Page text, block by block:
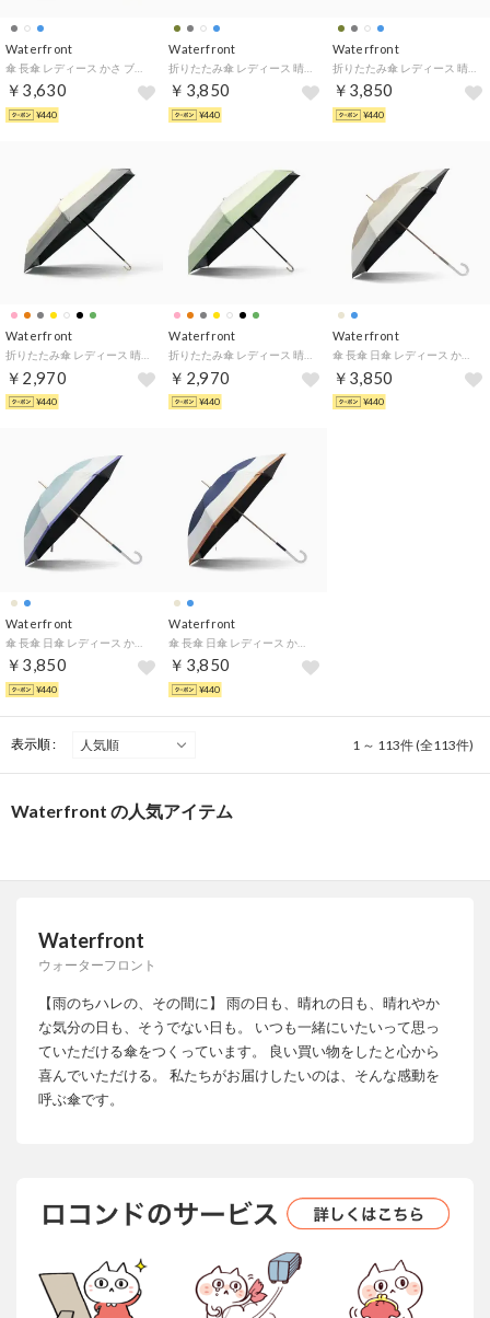
Waterfront
￥3,630
¥440
Waterfront
￥3,850
¥440
Waterfront
折りたたみ傘 レディース 晴雨兼用 自動開閉 ケース 傘 おしゃれ 撥水 耐水 UVカット 完全遮光 遮光 遮熱 umbulatio カルオート UVブロック 折 55cm S355-0877（バイカラーシックグレー）
￥3,850
¥440
Waterfront
￥2,970
¥440
Waterfront
￥2,970
¥440
Waterfront
傘 長傘 日傘 レディース かさ 軽量 umbulatio 大きめブランド 撥水 晴雨兼用 UVカット 遮光 耐風 雨傘 かわいい 撥水4級 エアリーライト UVブロック 55cm S155-1112 （ブロックボーダーエクリュ）
￥3,850
¥440
Waterfront
￥3,850
¥440
Waterfront
￥3,850
¥440
表示順 : 1 ～ 113件 (全113件)
Waterfront の人気アイテム
Waterfront
ウォーターフロント
【雨のちハレの、その間に】 雨の日も、晴れの日も、晴れやか
な気分の日も、そうでない日も。 いつも一緒にいたいって思っ
ていただける傘をつくっています。 良い買い物をしたと心から
喜んでいただける。 私たちがお届けしたいのは、そんな感動を
呼ぶ傘です。